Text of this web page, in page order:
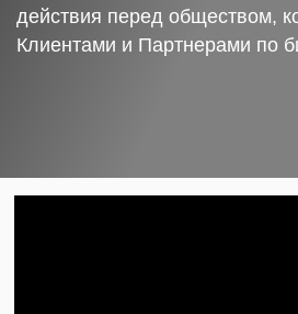
действия перед обществом,
Клиентами и Партнерами по